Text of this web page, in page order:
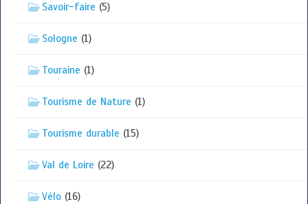
Savoir-faire (5)
Sologne (1)
Touraine (1)
Tourisme de Nature (1)
Tourisme durable (15)
Val de Loire (22)
Vélo (16)